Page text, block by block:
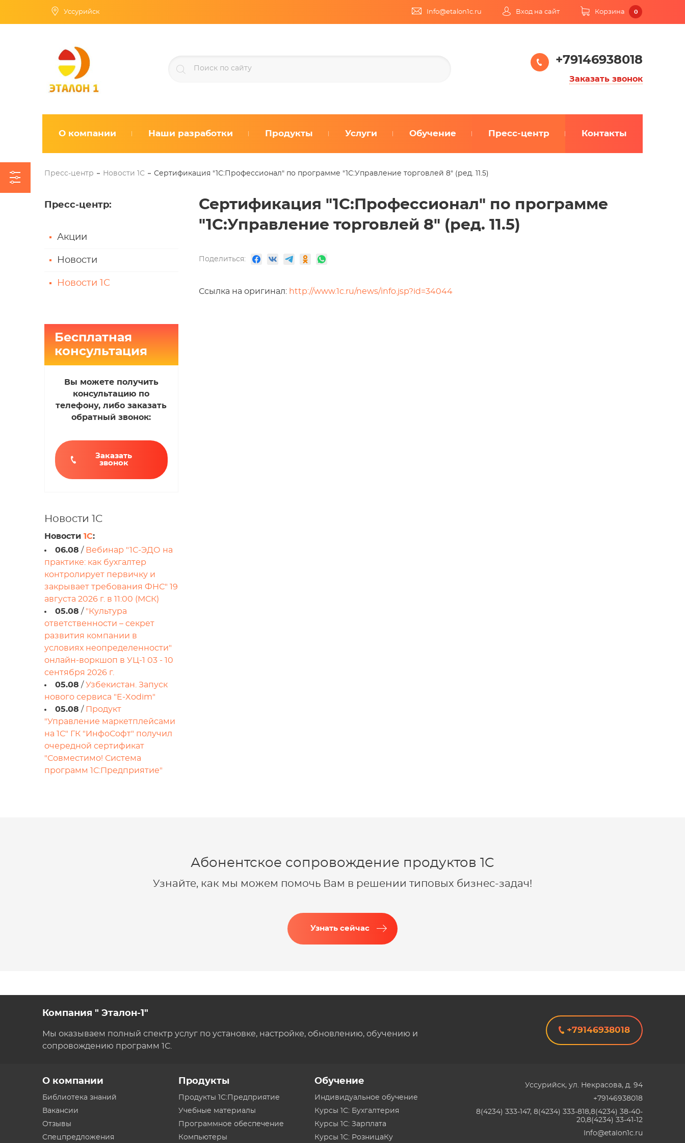
Уссурийск Info@etalon1c.ru Вход на сайт Корзина 0
+79146938018
Заказать звонок
О компании Наши разработки Продукты Услуги Обучение Пресс-центр Контакты
Пресс-центр Новости 1С Сертификация "1С:Профессионал" по программе "1С:Управление торговлей 8" (ред. 11.5)
Пресс-центр:
Акции
Новости
Новости 1С
Бесплатная
консультация
Вы можете получить
консультацию по
телефону, либо заказать
обратный звонок:
Заказать
звонок
Новости 1С
Новости 1С:
06.08 / Вебинар "1С-ЭДО на
практике: как бухгалтер
контролирует первичку и
закрывает требования ФНС" 19
августа 2026 г. в 11:00 (МСК)
05.08 / "Культура
ответственности – секрет
развития компании в
условиях неопределенности"
онлайн-воркшоп в УЦ-1 03 - 10
сентября 2026 г.
05.08 / Узбекистан. Запуск
нового сервиса "E-Xodim"
05.08 / Продукт
"Управление маркетплейсами
на 1С" ГК "ИнфоСофт" получил
очередной сертификат
"Совместимо! Система
программ 1С:Предприятие"
Сертификация "1С:Профессионал" по программе
"1С:Управление торговлей 8" (ред. 11.5)
Поделиться:
Ссылка на оригинал: http://www.1c.ru/news/info.jsp?id=34044
Абонентское сопровождение продуктов 1C
Узнайте, как мы можем помочь Вам в решении типовых бизнес-задач!
Узнать сейчас
Компания " Эталон-1"
Мы оказываем полный спектр услуг по установке, настройке, обновлению, обучению и
сопровождению программ 1С.
+79146938018
О компании
Библиотека знаний
Вакансии
Отзывы
Спецпредложения
Продукты
Продукты 1С:Предприятие
Учебные материалы
Программное обеспечение
Компьютеры
Обучение
Индивидуальное обучение
Курсы 1С: Бухгалтерия
Курсы 1С: Зарплата
Курсы 1С: РозницаКу
Уссурийск, ул. Некрасова, д. 94
+79146938018
8(4234) 333-147, 8(4234) 333-818,8(4234) 38-40-
20,8(4234) 33-41-12
Info@etalon1c.ru